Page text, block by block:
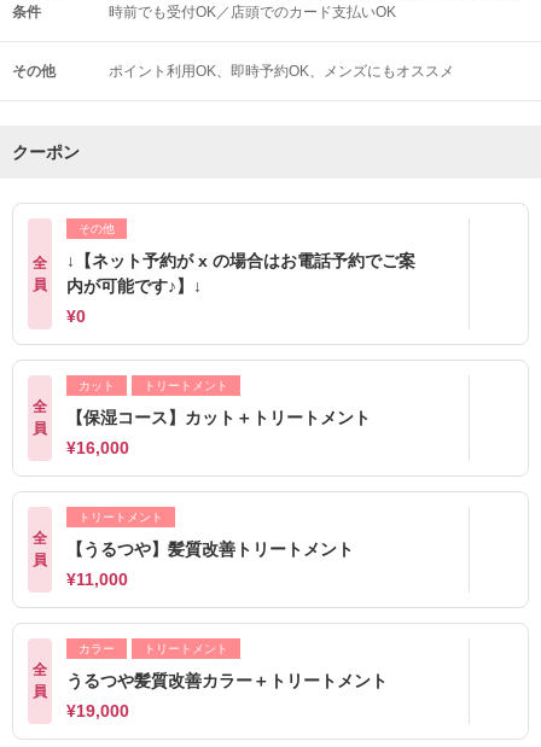
条件
時前でも受付OK／店頭でのカード支払いOK
その他 ポイント利用OK 即時予約OK メンズにもオススメ
クーポン
全
員
その他
↓【ネット予約が x の場合はお電話予約でご案
内が可能です♪】↓
¥0
全
員
カット トリートメント
【保湿コース】カット＋トリートメント
¥16,000
全
員
トリートメント
【うるつや】髪質改善トリートメント
¥11,000
全
員
カラー トリートメント
うるつや髪質改善カラー＋トリートメント
¥19,000